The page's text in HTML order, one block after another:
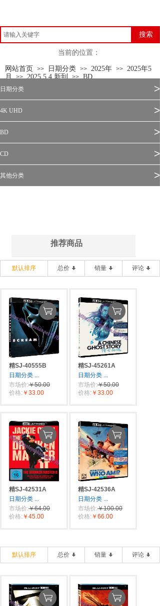
搜索
当前的位置：
网站首页 >> 日期分类 >> 2025年 >> 2025年5
月 >> 2025.5.4 新到 >> BD
日期分类 >
4K UHD >
BD >
CD >
其他分类 >
推荐商品
默认排序 总价 销量 评论
精SJ-40555B
日期分类 ...
市场价:￥50.00
价格: ￥33.00
精SJ-45261A
日期分类 ...
市场价:￥50.00
价格: ￥33.00
精SJ-42531A
日期分类 ...
市场价:￥64.00
价格: ￥45.00
精SJ-42536A
日期分类 ...
市场价:￥100.00
价格: ￥66.00
默认排序 总价 销量 评论